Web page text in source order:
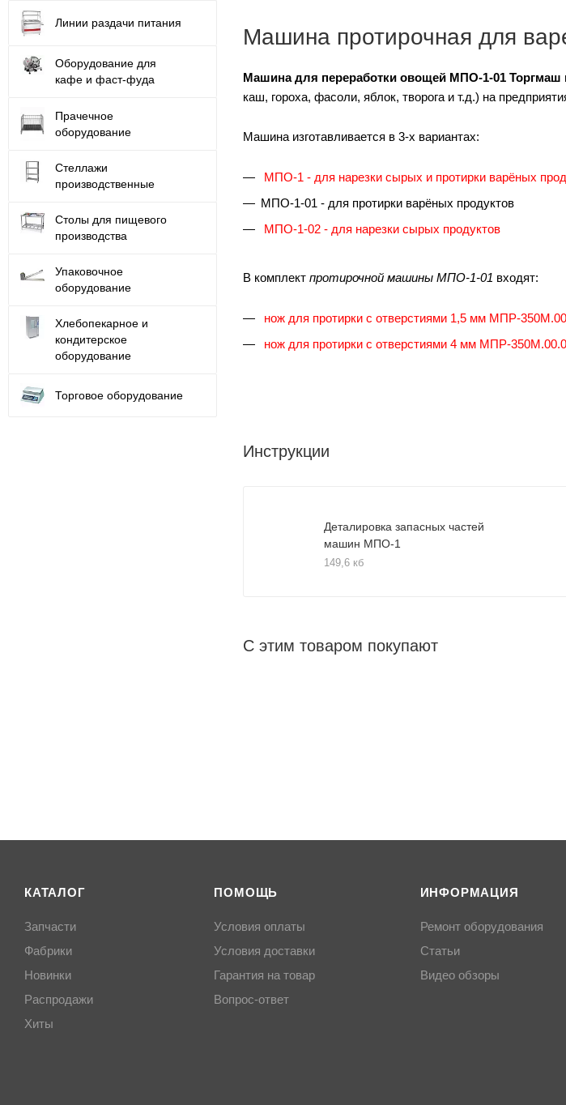
Машина протирочная для
Машина для переработки овощей МПО-1-01 Торгмаш
каш, гороха, фасоли, яблок, творога и т.д.) на
Машина изготавливается в 3-х вариантах:
МПО-1 - для нарезки сырых и протирки варёных
МПО-1-01 - для протирки варёных продуктов
МПО-1-02 - для нарезки сырых продуктов
В комплект протирочной машины МПО-1-01 входят:
нож для протирки с отверстиями 1,5 мм МПР-
нож для протирки с отверстиями 4 мм МПР-
Инструкции
Деталировка запасных частей
машин МПО-1
149,6 кб
С этим товаром покупают
Линии раздачи питания
Оборудование для
кафе и фаст-фуда
Прачечное
оборудование
Стеллажи
производственные
Столы для пищевого
производства
Упаковочное
оборудование
Хлебопекарное и
кондитерское
оборудование
Торговое оборудование
КАТАЛОГ
Запчасти
Фабрики
Новинки
Распродажи
Хиты
ПОМОЩЬ
Условия оплаты
Условия доставки
Гарантия на товар
Вопрос-ответ
ИНФОРМАЦИЯ
Ремонт оборудования
Статьи
Видео обзоры